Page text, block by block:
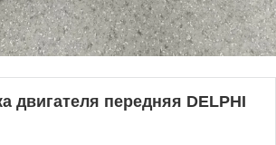
двигателя передняя DELPHI